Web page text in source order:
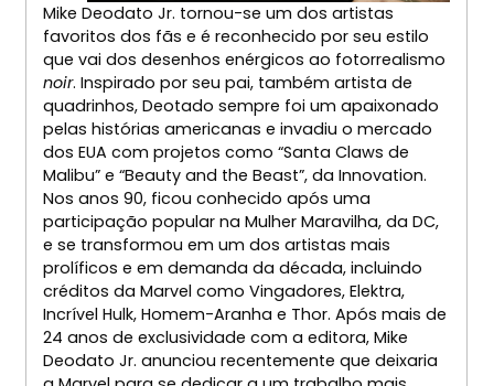
Mike Deodato Jr. tornou-se um dos artistas
favoritos dos fãs e é reconhecido por seu estilo
que vai dos desenhos enérgicos ao fotorrealismo
noir. Inspirado por seu pai, também artista de
quadrinhos, Deotado sempre foi um apaixonado
pelas histórias americanas e invadiu o mercado
dos EUA com projetos como “Santa Claws de
Malibu” e “Beauty and the Beast”, da Innovation.
Nos anos 90, ficou conhecido após uma
participação popular na Mulher Maravilha, da DC,
e se transformou em um dos artistas mais
prolíficos e em demanda da década, incluindo
créditos da Marvel como Vingadores, Elektra,
Incrível Hulk, Homem-Aranha e Thor. Após mais de
24 anos de exclusividade com a editora, Mike
Deodato Jr. anunciou recentemente que deixaria